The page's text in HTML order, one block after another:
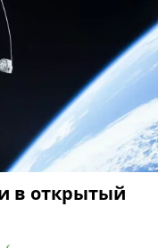
в открытый